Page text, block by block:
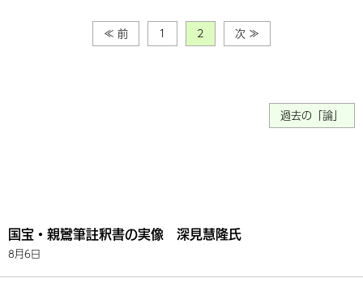
≪ 前 1 2 次 ≫
過去の「論」
国宝・親鸞筆註釈書の実像 深見慧隆氏
8月6日